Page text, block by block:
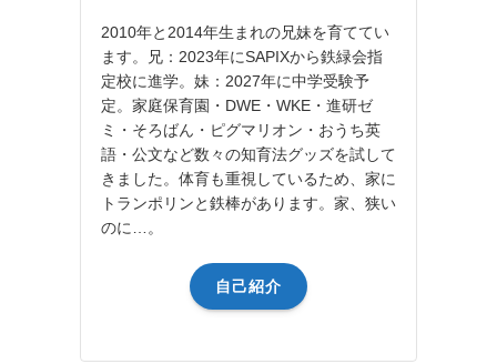
2010年と2014年生まれの兄妹を育ててい
ます。兄：2023年にSAPIXから鉄緑会指
定校に進学。妹：2027年に中学受験予
定。家庭保育園・DWE・WKE・進研ゼ
ミ・そろばん・ピグマリオン・おうち英
語・公文など数々の知育法グッズを試して
きました。体育も重視しているため、家に
トランポリンと鉄棒があります。家、狭い
のに…。
自己紹介